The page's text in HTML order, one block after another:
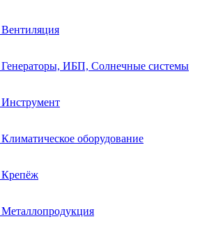
Вентиляция
Генераторы, ИБП, Солнечные системы
Инструмент
Климатическое оборудование
Крепёж
Металлопродукция